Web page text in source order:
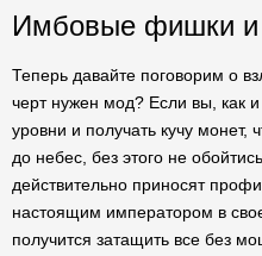
Имбовые фишки и
Теперь давайте поговорим о
черт нужен мод? Если вы, как и
уровни и получать кучу монет,
до небес, без этого не
действительно приносят
настоящим императором в
получится затащить все без